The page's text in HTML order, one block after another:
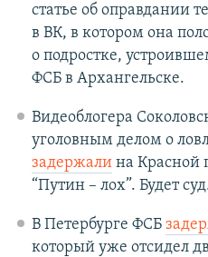
статье об оправдании
в ВК, в котором она
о подростке,
ФСБ в Архангельске.
Видеоблогера
уголовным делом о
задержалина Красной
“Путин – лох”. Будет
В Петербурге ФСБ
который уже отсидел